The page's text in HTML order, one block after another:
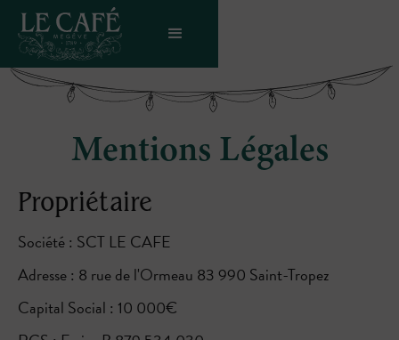
Mentions Légales
Propriétaire
Société : SCT LE CAFE
Adresse : 8 rue de l'Ormeau 83 990 Saint-Tropez
Capital Social : 10 000€